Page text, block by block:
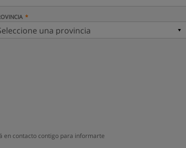
en contacto contigo para informarte